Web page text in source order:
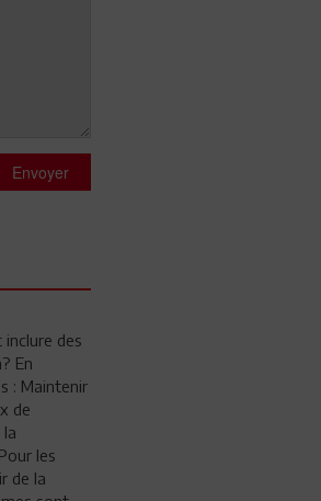
Envoyer
des
En
: Maintenir
de
les
de la